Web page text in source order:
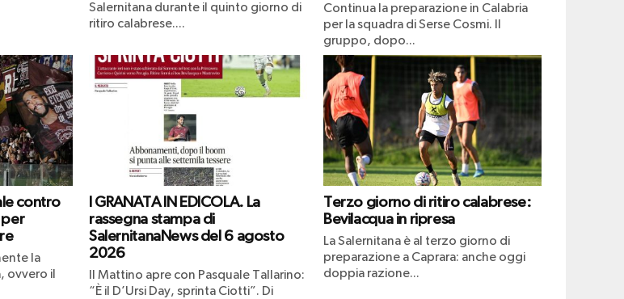
Salernitana durante il quinto giorno di
ritiro calabrese....
Continua la preparazione in Calabria
per la squadra di Serse Cosmi. Il
gruppo, dopo...
contro
per
la
ovvero il
I GRANATA IN EDICOLA. La
rassegna stampa di
SalernitanaNews del 6 agosto
2026
Il Mattino apre con Pasquale Tallarino:
“È il D’Ursi Day, sprinta Ciotti”. Di
Terzo giorno di ritiro calabrese:
Bevilacqua in ripresa
La Salernitana è al terzo giorno di
preparazione a Caprara: anche oggi
doppia razione...